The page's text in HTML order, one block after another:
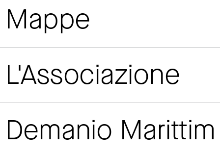
Mappe
L'Associazione
Demanio